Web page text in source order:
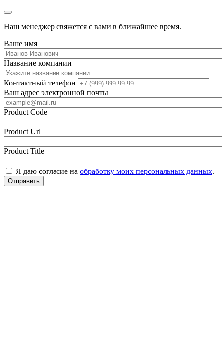
Наш менеджер свяжется с вами в ближайшее время.
Ваше имя
Название компании
Контактный телефон
Ваш адрес электронной почты
Product Code
Product Url
Product Title
Я даю согласие на обработку моих персональных данных.
Отправить